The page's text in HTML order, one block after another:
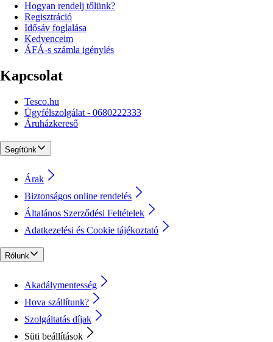
Hogyan rendelj tőlünk?
Regisztráció
Idősáv foglalása
Kedvenceim
ÁFÁ-s számla igénylés
Kapcsolat
Tesco.hu
Ügyfélszolgálat - 0680222333
Áruházkereső
Segítünk
Árak
Biztonságos online rendelés
Általános Szerződési Feltételek
Adatkezelési és Cookie tájékoztató
Rólunk
Akadálymentesség
Hova szállítunk?
Szolgáltatás díjak
Süti beállítások